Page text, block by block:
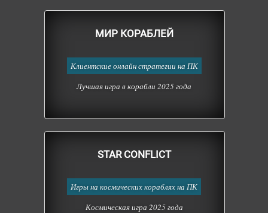
МИР КОРАБЛЕЙ
Клиентские онлайн стратегии на ПК
Лучшая игра в корабли 2025 года
STAR CONFLICT
Игры на космических кораблях на ПК
Космическая игра 2025 года